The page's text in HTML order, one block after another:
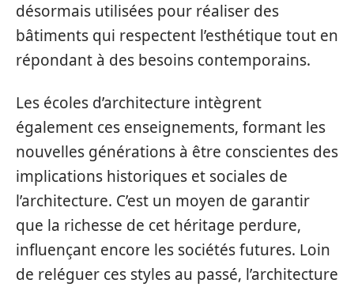
désormais utilisées pour réaliser des
bâtiments qui respectent l’esthétique tout en
répondant à des besoins contemporains.
Les écoles d’architecture intègrent
également ces enseignements, formant les
nouvelles générations à être conscientes des
implications historiques et sociales de
l’architecture. C’est un moyen de garantir
que la richesse de cet héritage perdure,
influençant encore les sociétés futures. Loin
de reléguer ces styles au passé, l’architecture